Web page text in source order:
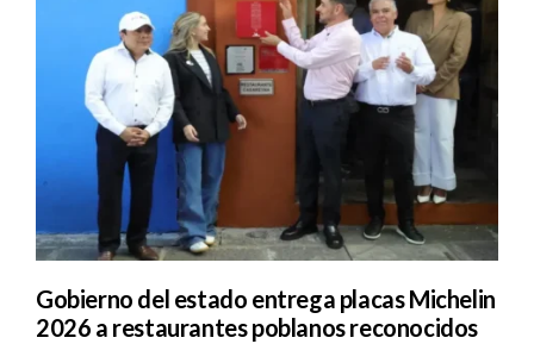
Gobierno del estado entrega placas Michelin
2026 a restaurantes poblanos reconocidos